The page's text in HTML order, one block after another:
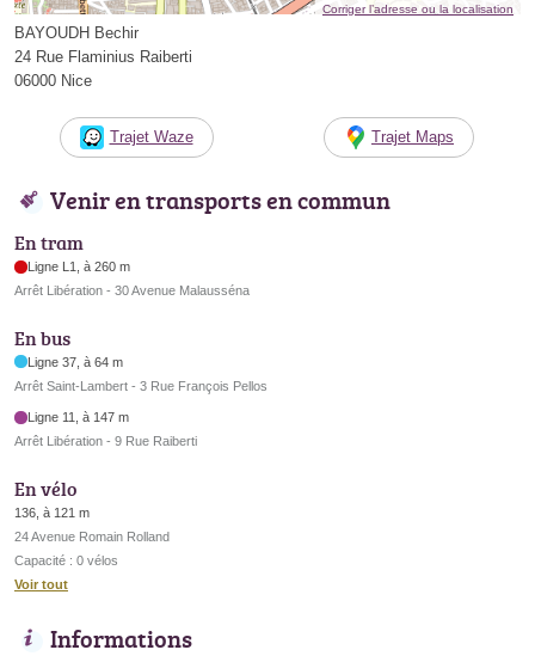
Corriger l’adresse ou la localisation
BAYOUDH Bechir
24 Rue Flaminius Raiberti
06000 Nice
Trajet Waze Trajet Maps
Venir en transports en commun
En tram
Ligne L1, à 260 m
Arrêt Libération - 30 Avenue Malausséna
En bus
Ligne 37, à 64 m
Arrêt Saint-Lambert - 3 Rue François Pellos
Ligne 11, à 147 m
Arrêt Libération - 9 Rue Raiberti
En vélo
136, à 121 m
24 Avenue Romain Rolland
Capacité : 0 vélos
Voir tout
Informations